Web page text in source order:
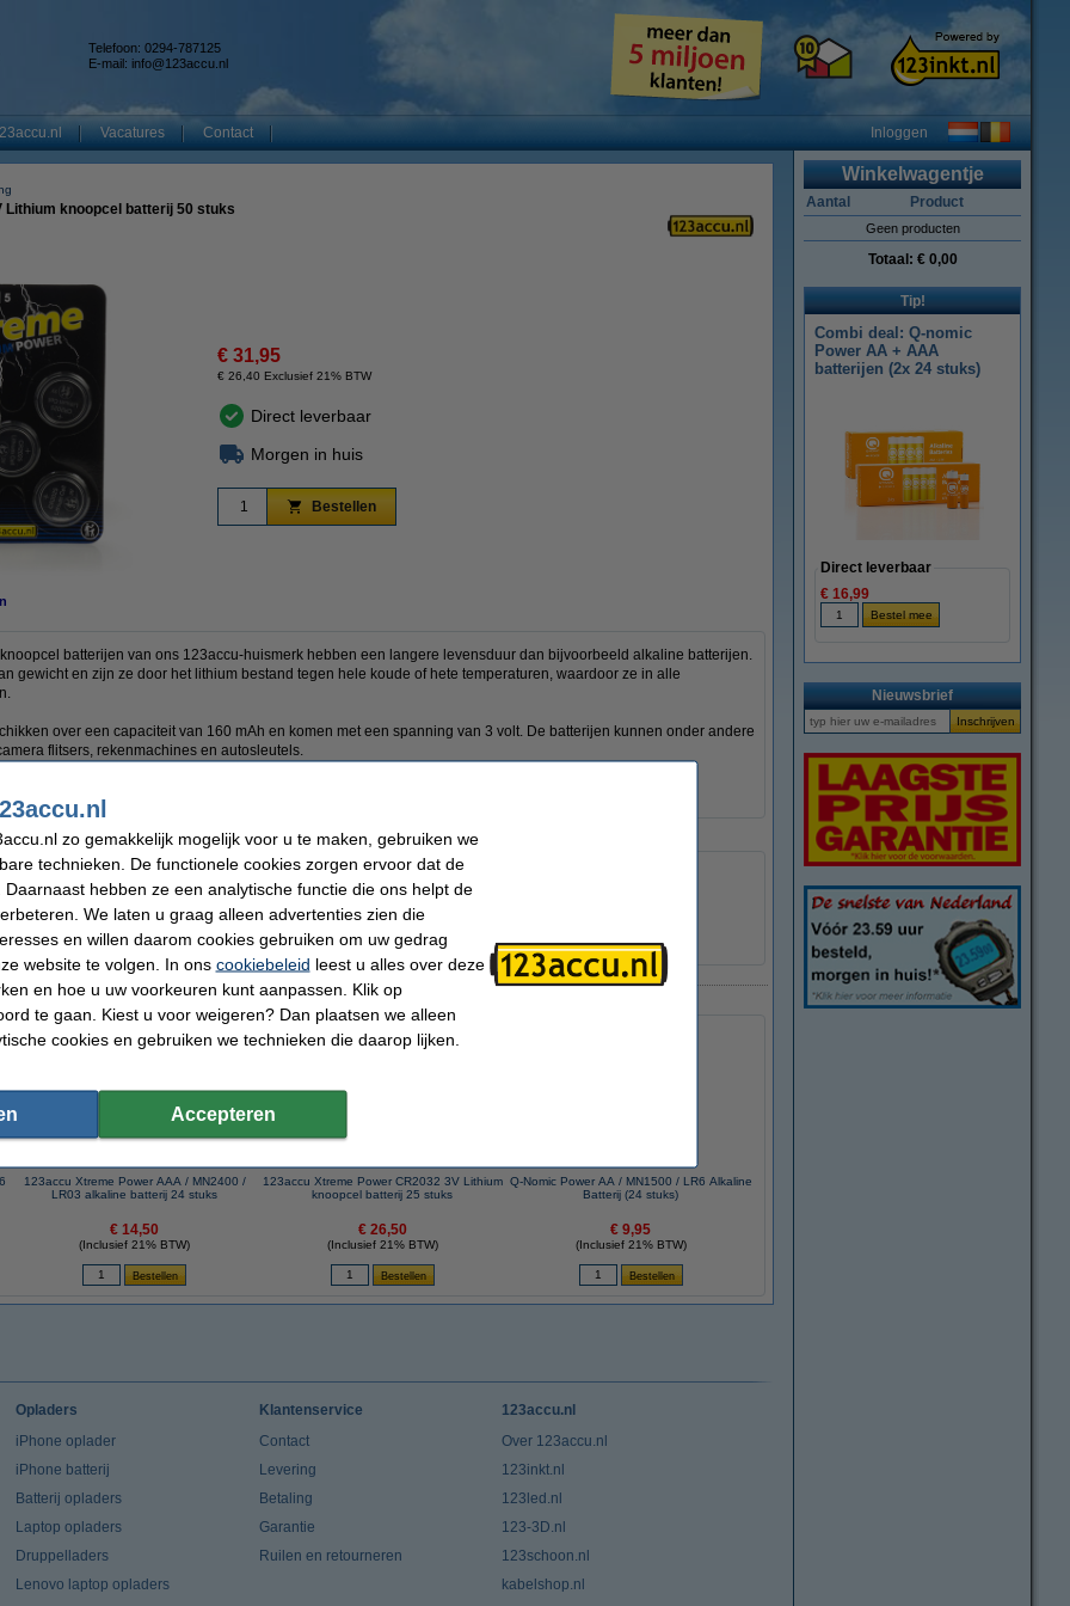
Telefoon: 0294-787125
E-mail: info@123accu.nl
Vacatures Contact Inloggen
Lithium knoopcel batterij 50 stuks
€ 31,95
€ 26,40 Exclusief 21% BTW
Direct leverbaar
Morgen in huis
Bestellen
batterijen van ons 123accu-huismerk hebben een langere levensduur dan bijvoorbeeld alkaline batterijen.
gewicht en zijn ze door het lithium bestand tegen hele koude of hete temperaturen, waardoor ze in alle
over een capaciteit van 160 mAh en komen met een spanning van 3 volt. De batterijen kunnen onder andere
flitsers, rekenmachines en autosleutels.
knoopcel batterijen.
Afmetingen:
20 x 20 x 2,5 mm
Aantal:
50
Oplaadbaar:
Nee
Veiligheidsinformatieblad:
artikel ook besteld hebben
123accu Xtreme Power AAA / MN2400 /
LR03 alkaline batterij 24 stuks
€ 14,50
(Inclusief 21% BTW)
123accu Xtreme Power CR2032 3V Lithium
knoopcel batterij 25 stuks
€ 26,50
(Inclusief 21% BTW)
Q-Nomic Power AA / MN1500 / LR6 Alkaline
Batterij (24 stuks)
€ 9,95
(Inclusief 21% BTW)
Winkelwagentje
Aantal Product
Geen producten
Totaal: € 0,00
Tip!
Combi deal: Q-nomic
Power AA + AAA
batterijen (2x 24 stuks)
Direct leverbaar
€ 16,99
Nieuwsbrief
Opladers
iPhone oplader
iPhone batterij
Batterij opladers
Laptop opladers
Druppelladers
Lenovo laptop opladers
Klantenservice
Contact
Levering
Betaling
Garantie
Ruilen en retourneren
123accu.nl
Over 123accu.nl
123inkt.nl
123led.nl
123-3D.nl
123schoon.nl
kabelshop.nl
zo gemakkelijk mogelijk voor u te maken, gebruiken we
technieken. De functionele cookies zorgen ervoor dat de
hebben ze een analytische functie die ons helpt de
We laten u graag alleen advertenties zien die
en willen daarom cookies gebruiken om uw gedrag
website te volgen. In ons cookiebeleid leest u alles over deze
en hoe u uw voorkeuren kunt aanpassen. Klik op
te gaan. Kiest u voor weigeren? Dan plaatsen we alleen
cookies en gebruiken we technieken die daarop lijken.
Accepteren